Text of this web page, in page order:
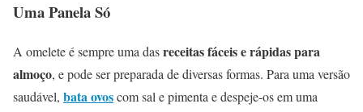
Uma Panela Só
A omelete é sempre uma dasreceitas fáceis e rápidas para
almoço, e pode ser preparada de diversas formas. Para uma versão
saudável, bata ovoscom sal e pimenta e despeje-os em uma